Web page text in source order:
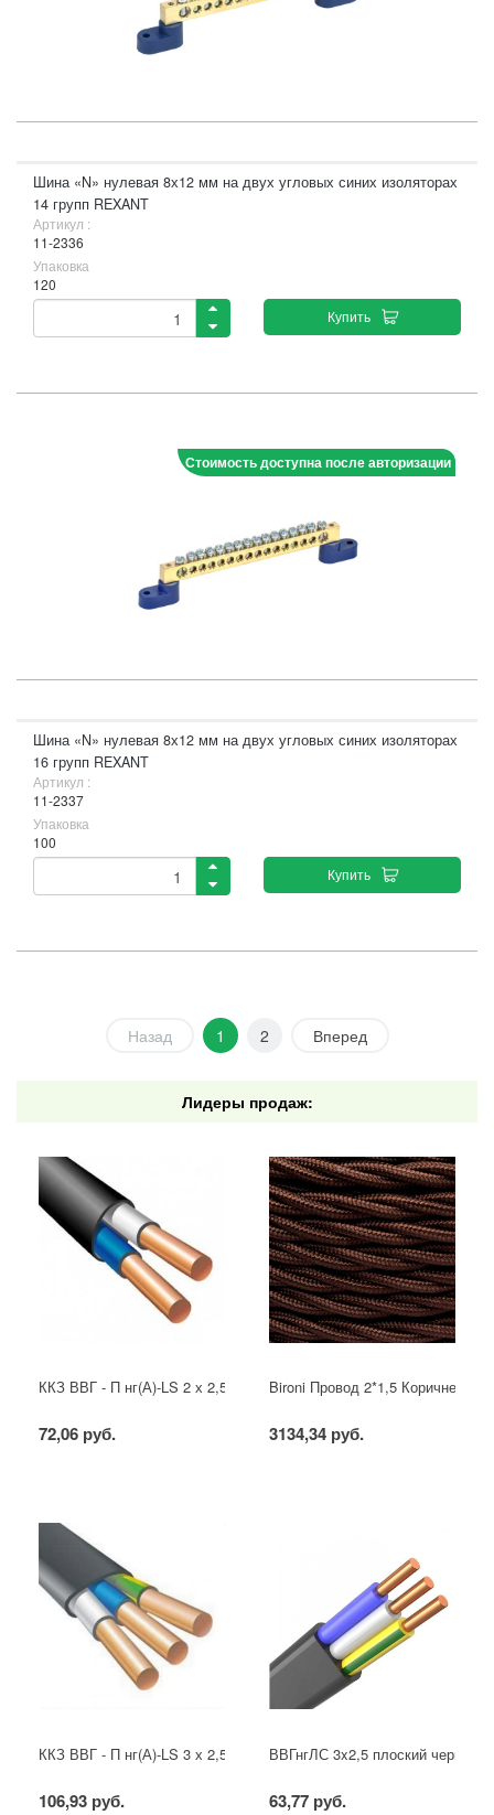
Шина «N» нулевая 8х12 мм на двух угловых синих изоляторах
14 групп REXANT
Артикул :
11-2336
Упаковка
120
Купить
Стоимость доступна после авторизации
Шина «N» нулевая 8х12 мм на двух угловых синих изоляторах
16 групп REXANT
Артикул :
11-2337
Упаковка
100
Купить
Назад 1 2 Вперед
Лидеры продаж:
ККЗ ВВГ - П нг(А)-LS 2 х 2,5 ГОСТ
72,06 руб.
Bironi Провод 2*1,5 Коричневый
3134,34 руб.
ККЗ ВВГ - П нг(А)-LS 3 х 2,5 ГОСТ
106,93 руб.
ВВГнгЛС 3x2,5 плоский черный
63,77 руб.